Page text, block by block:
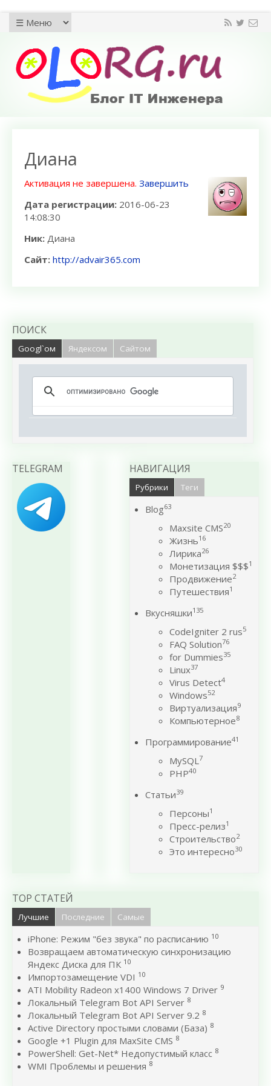
Диана
Активация не завершена. Завершить
Дата регистрации: 2016-06-23
14:08:30
Ник: Диана
Сайт: http://advair365.com
ПОИСК
Googl`ом Яндексом Сайтом
TELEGRAM НАВИГАЦИЯ
Рубрики Теги
Blog63
Maxsite CMS20
Жизнь16
Лирика26
Монетизация $$$1
Продвижение2
Путешествия1
Вкусняшки135
CodeIgniter 2 rus5
FAQ Solution76
for Dummies35
Linux37
Virus Detect4
Windows52
Виртуализация9
Компьютерное8
Программирование41
MySQL7
PHP40
Статьи39
Персоны1
Пресс-релиз1
Строительство2
Это интересно30
TOP СТАТЕЙ
Лучшие Последние Самые
iPhone: Режим "без звука" по расписанию 10
Возвращаем автоматическую синхронизацию
Яндекс Диска для ПК 10
Импортозамещение VDI 10
ATI Mobility Radeon x1400 Windows 7 Driver 9
Локальный Telegram Bot API Server 8
Локальный Telegram Bot API Server 9.2 8
Active Directory простыми словами (База) 8
Google +1 Plugin для MaxSite CMS 8
PowerShell: Get-Net* Недопустимый класс 8
WMI Проблемы и решения 8